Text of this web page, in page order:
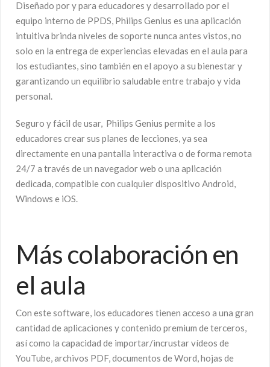
Diseñado por y para educadores y desarrollado por el
equipo interno de PPDS, Philips Genius es una aplicación
intuitiva brinda niveles de soporte nunca antes vistos, no
solo en la entrega de experiencias elevadas en el aula para
los estudiantes, sino también en el apoyo a su bienestar y
garantizando un equilibrio saludable entre trabajo y vida
personal.
Seguro y fácil de usar, Philips Genius permite a los
educadores crear sus planes de lecciones, ya sea
directamente en una pantalla interactiva o de forma remota
24/7 a través de un navegador web o una aplicación
dedicada, compatible con cualquier dispositivo Android,
Windows e iOS.
Más colaboración en
el aula
Con este software, los educadores tienen acceso a una gran
cantidad de aplicaciones y contenido premium de terceros,
así como la capacidad de importar/incrustar vídeos de
YouTube, archivos PDF, documentos de Word, hojas de